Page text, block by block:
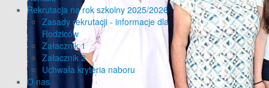
Rekrutacja na rok szkolny 2025/2026
Zasady rekrutacji - informacje dla
Rodziców
Załacznik 1
Załacznik 2
Uchwała kryteria naboru
O nas